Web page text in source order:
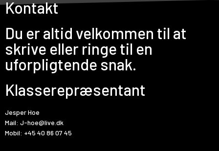
Kontakt
Du er altid velkommen til at
skrive eller ringe til en
uforpligtende snak.
Klasserepræsentant
Jesper Hoe
Mail: J-hoe@live.dk
Mobil: +45 40 86 07 45